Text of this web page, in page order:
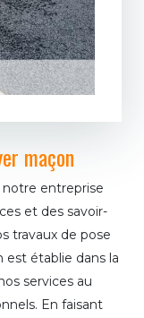
maçon
notre entreprise
et des savoir-
travaux de pose
est établie dans la
services au
En faisant